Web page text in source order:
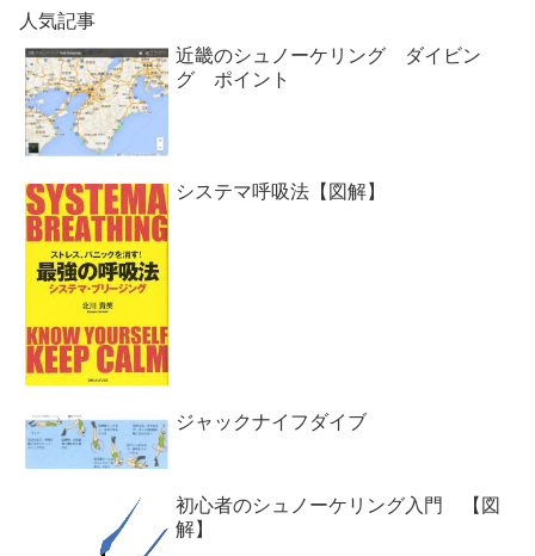
人気記事
近畿のシュノーケリング ダイビン
グ ポイント
システマ呼吸法【図解】
ジャックナイフダイブ
初心者のシュノーケリング入門 【図
解】